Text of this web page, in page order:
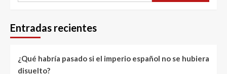
Entradas recientes
¿Qué habría pasado si el imperio español no se hubiera
disuelto?